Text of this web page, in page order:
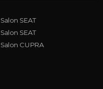
Salon SEAT
Salon SEAT
Salon CUPRA